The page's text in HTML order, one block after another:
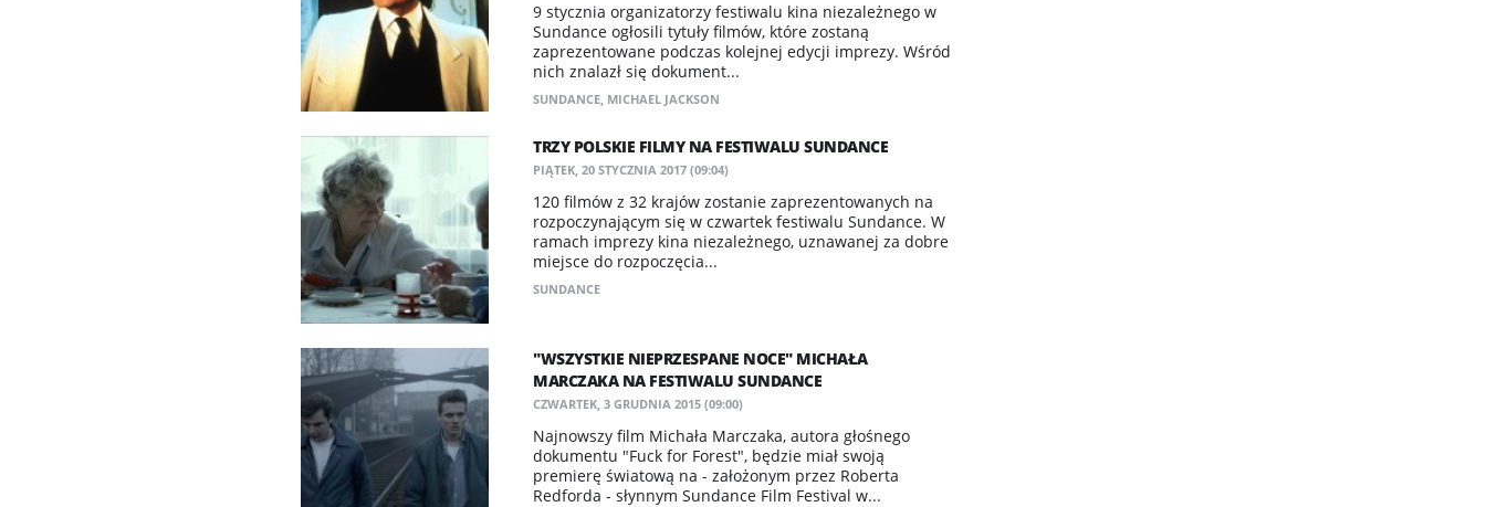
9 stycznia organizatorzy festiwalu kina niezależnego w
Sundance ogłosili tytuły filmów, które zostaną
zaprezentowane podczas kolejnej edycji imprezy. Wśród
nich znalazł się dokument...
SUNDANCE, MICHAEL JACKSON
TRZY POLSKIE FILMY NA FESTIWALU SUNDANCE
PIĄTEK, 20 STYCZNIA 2017 (09:04)
120 filmów z 32 krajów zostanie zaprezentowanych na
rozpoczynającym się w czwartek festiwalu Sundance. W
ramach imprezy kina niezależnego, uznawanej za dobre
miejsce do rozpoczęcia...
SUNDANCE
"WSZYSTKIE NIEPRZESPANE NOCE" MICHAŁA
MARCZAKA NA FESTIWALU SUNDANCE
CZWARTEK, 3 GRUDNIA 2015 (09:00)
Najnowszy film Michała Marczaka, autora głośnego
dokumentu "Fuck for Forest", będzie miał swoją
premierę światową na - założonym przez Roberta
Redforda - słynnym Sundance Film Festival w...